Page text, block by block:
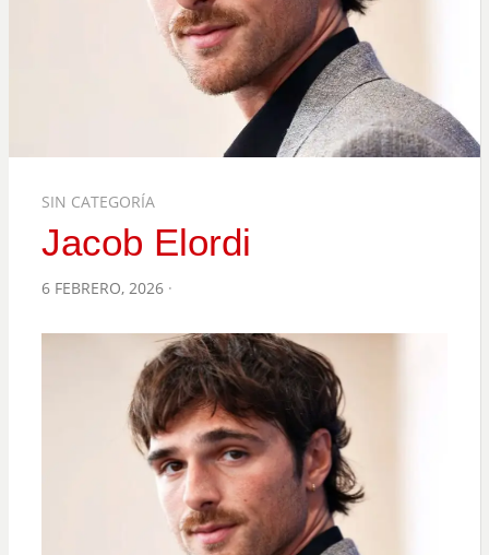
SIN CATEGORÍA
Jacob Elordi
POSTED
6 FEBRERO, 2026